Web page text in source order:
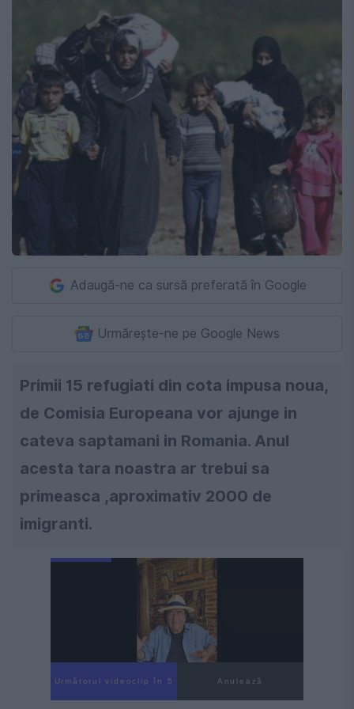
Adaugă-ne ca sursă preferată în Google
Urmărește-ne pe Google News
Primii 15 refugiati din cota impusa noua,
de Comisia Europeana vor ajunge in
cateva saptamani in Romania. Anul
acesta tara noastra ar trebui sa
primeasca ,aproximativ 2000 de
imigranti.
Următorul videoclip în 4 Anulează